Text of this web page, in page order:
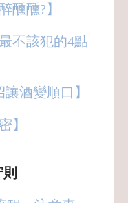
醺醺?】
不該犯的4點
酒變順口】
】